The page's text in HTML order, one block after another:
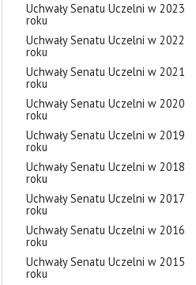
Uchwały Senatu Uczelni w 2023
roku
Uchwały Senatu Uczelni w 2022
roku
Uchwały Senatu Uczelni w 2021
roku
Uchwały Senatu Uczelni w 2020
roku
Uchwały Senatu Uczelni w 2019
roku
Uchwały Senatu Uczelni w 2018
roku
Uchwały Senatu Uczelni w 2017
roku
Uchwały Senatu Uczelni w 2016
roku
Uchwały Senatu Uczelni w 2015
roku